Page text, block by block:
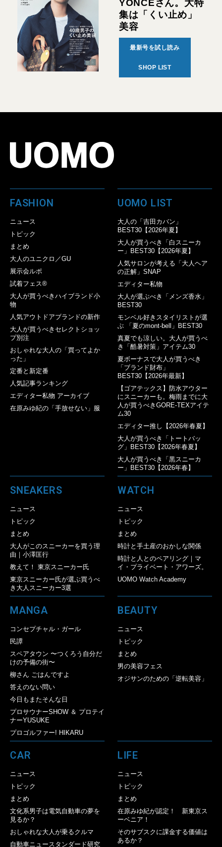
YONCEさん。大特
集は「くい止め」
美容
最新号を試し読み
SHOP LIST
FASHION
ニュース
トピック
まとめ
大人のユニクロ／GU
展示会ルポ
試着フェス®︎
大人が買うべきハイブランド小
物
人気アウトドアブランドの新作
大人が買うべきセレクトショッ
プ別注
おしゃれな大人の「買ってよか
った」
定番と新定番
人気記事ランキング
エディター私物 アーカイブ
在原みゆ紀の「手放せない」服
UOMO LIST
大人の「吉田カバン」
BEST30【2026年夏】
大人が買うべき「白スニーカ
ー」BEST30【2026年夏】
人気サロンが考える「大人ヘア
の正解」SNAP
エディター私物
大人が選ぶべき「メンズ香水」
BEST30
モンベル好きスタイリストが選
ぶ 「夏のmont-bell」BEST30
真夏でも涼しい。大人が買うべ
き「酷暑対策」アイテム30
夏ボーナスで大人が買うべき
「ブランド財布」
BEST30【2026年最新】
【ゴアテックス】防水アウター
にスニーカーも。梅雨までに大
人が買うべきGORE-TEXアイテ
ム30
エディター推し【2026年春夏】
大人が買うべき「トートバッ
グ」BEST30【2026年春夏】
大人が買うべき「黒スニーカ
ー」BEST30【2026年春】
SNEAKERS
ニュース
トピック
まとめ
大人がこのスニーカーを買う理
由｜小澤匡行
教えて！ 東京スニーカー氏
東京スニーカー氏が選ぶ買うべ
き大人スニーカー3選
WATCH
ニュース
トピック
まとめ
時計と手土産のおかしな関係
時計と人とのペアリング｜マ
イ・プライベート・アワーズ。
UOMO Watch Academy
MANGA
コンセプチャル・ガール
民譚
スペアタウン 〜つくろう自分だ
けの予備の街〜
柳さん ごはんですよ
答えのない問い
今日もまたそんな日
プロサウナーSHOW ＆ プロテイ
ナーYUSUKE
プロゴルファー! HIKARU
BEAUTY
ニュース
トピック
まとめ
男の美容フェス
オジサンのための「逆転美容」
CAR
ニュース
トピック
まとめ
文化系男子は電気自動車の夢を
見るか？
おしゃれな大人が乗るクルマ
自動車ニュースタンダード研究
LIFE
ニュース
トピック
まとめ
在原みゆ紀が認定！ 新東京ス
ーベニア！
そのサブスクに課金する価値は
あるか？